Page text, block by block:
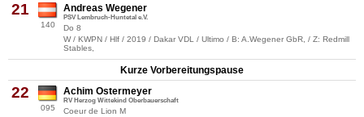
21
140
Andreas Wegener
PSV Lembruch-Huntetal e.V.
Do 8
W / KWPN / Hlf / 2019 / Dakar VDL / Ultimo / B: A.Wegener GbR, / Z: Redmill
Stables,
Kurze Vorbereitungspause
22
095
Achim Ostermeyer
RV Herzog Wittekind Oberbauerschaft
Coeur de Lion M